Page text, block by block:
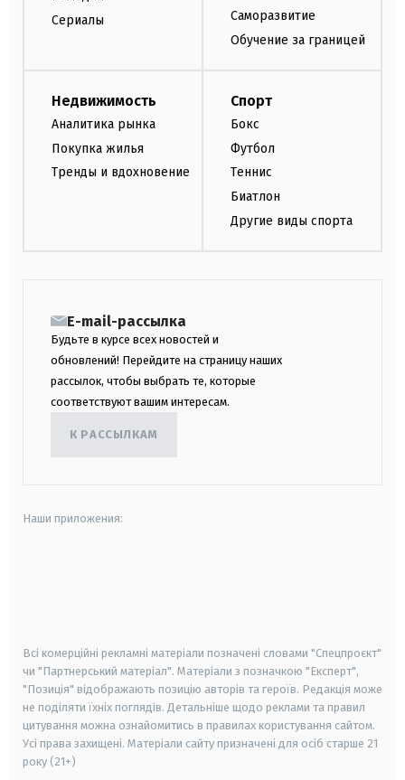
Сериалы
Саморазвитие
Обучение за границей
Недвижимость
Аналитика рынка
Покупка жилья
Тренды и вдохновение
Спорт
Бокс
Футбол
Теннис
Биатлон
Другие виды спорта
E-mail-рассылка
Будьте в курсе всех новостей и
обновлений! Перейдите на страницу наших
рассылок, чтобы выбрать те, которые
соответствуют вашим интересам.
К РАССЫЛКАМ
Наши приложения:
Всі комерційні рекламні матеріали позначені словами "Спецпроєкт"
чи "Партнерський матеріал". Матеріали з позначкою "Експерт",
"Позиція" відображають позицію авторів та героїв. Редакція може
не поділяти їхніх поглядів. Детальніше щодо реклами та правил
цитування можна ознайомитись в правилах користування сайтом.
Усі права захищені. Матеріали сайту призначені для осіб старше 21
року (21+)